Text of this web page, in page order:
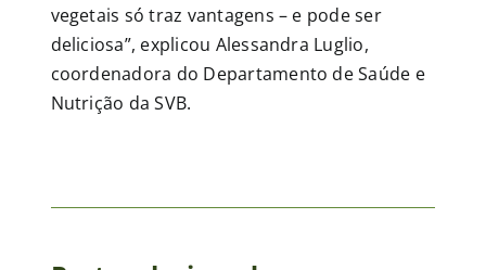
vegetais só traz vantagens – e pode ser
deliciosa”, explicou Alessandra Luglio,
coordenadora do Departamento de Saúde e
Nutrição da SVB.